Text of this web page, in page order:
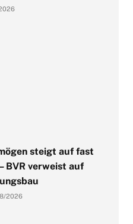
steigt auf fast
BVR verweist auf
2026